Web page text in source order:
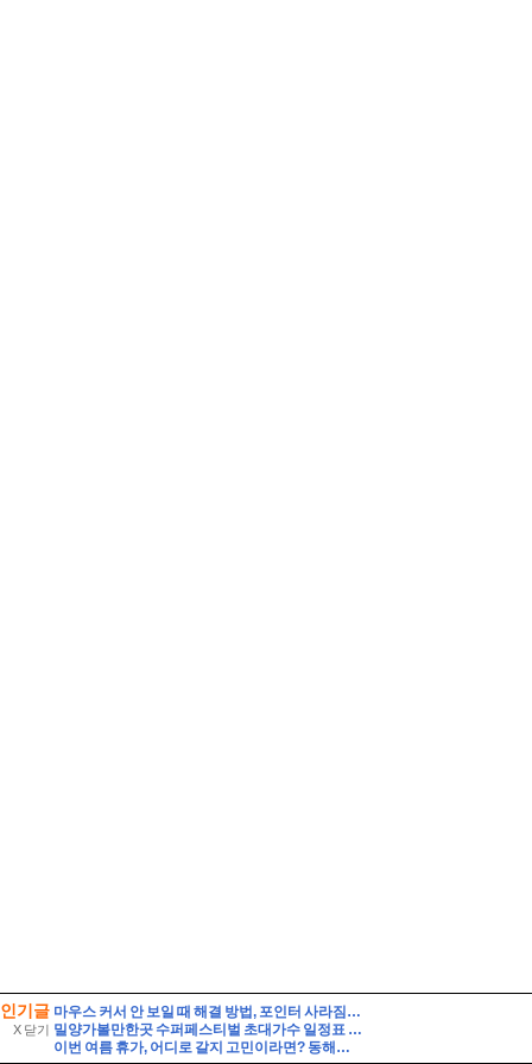
인기글
X 닫기
마우스 커서 안 보일 때 해결 방법, 포인터 사라짐 빠르게 복구하기!
밀양가볼만한곳 수퍼페스티벌 초대가수 일정표 셔틀버스 주차장 여행
이번 여름 휴가, 어디로 갈지 고민이라면? 동해안 해수욕장 개폐장 일정 지금 바로 확인해 보세요!